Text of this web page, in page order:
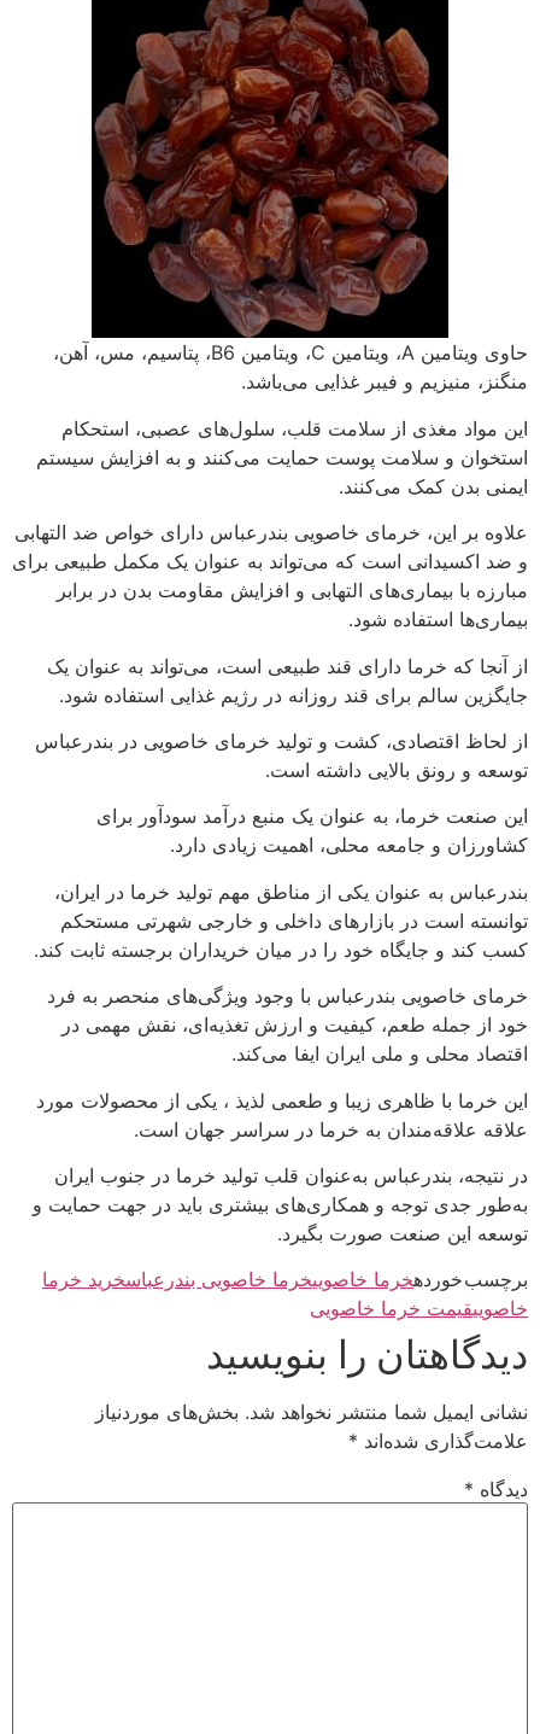
حاوی ویتامین A، ویتامین C، ویتامین B6، پتاسیم، مس، آهن،
منگنز، منیزیم و فیبر غذایی می‌باشد.
این مواد مغذی از سلامت قلب، سلول‌های عصبی، استحکام
استخوان و سلامت پوست حمایت می‌کنند و به افزایش سیستم
ایمنی بدن کمک می‌کنند.
علاوه بر این، خرمای خاصویی بندرعباس دارای خواص ضد التهابی
و ضد اکسیدانی است که می‌تواند به عنوان یک مکمل طبیعی برای
مبارزه با بیماری‌های التهابی و افزایش مقاومت بدن در برابر
بیماری‌ها استفاده شود.
از آنجا که خرما دارای قند طبیعی است، می‌تواند به عنوان یک
جایگزین سالم برای قند روزانه در رژیم غذایی استفاده شود.
از لحاظ اقتصادی، کشت و تولید خرمای خاصویی در بندرعباس
توسعه و رونق بالایی داشته است.
این صنعت خرما، به عنوان یک منبع درآمد سودآور برای
کشاورزان و جامعه محلی، اهمیت زیادی دارد.
بندرعباس به عنوان یکی از مناطق مهم تولید خرما در ایران،
توانسته است در بازارهای داخلی و خارجی شهرتی مستحکم
کسب کند و جایگاه خود را در میان خریداران برجسته ثابت کند.
خرمای خاصویی بندرعباس با وجود ویژگی‌های منحصر به فرد
خود از جمله طعم، کیفیت و ارزش تغذیه‌ای، نقش مهمی در
اقتصاد محلی و ملی ایران ایفا می‌کند.
این خرما با ظاهری زیبا و طعمی لذیذ ، یکی از محصولات مورد
علاقه علاقه‌مندان به خرما در سراسر جهان است.
در نتیجه، بندرعباس به‌عنوان قلب تولید خرما در جنوب ایران
به‌طور جدی توجه و همکاری‌های بیشتری باید در جهت حمایت و
توسعه این صنعت صورت بگیرد.
برچسب خوردهخرما خاصوییخرما خاصویی بندرعباسخرید خرما
خاصوییقیمت خرما خاصویی
دیدگاهتان را بنویسید
نشانی ایمیل شما منتشر نخواهد شد. بخش‌های موردنیاز
علامت‌گذاری شده‌اند *
دیدگاه *